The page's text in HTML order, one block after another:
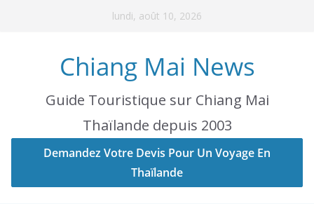
lundi, août 10, 2026
Chiang Mai News
Guide Touristique sur Chiang Mai
Thaïlande depuis 2003
Demandez Votre Devis Pour Un Voyage En
Thaïlande